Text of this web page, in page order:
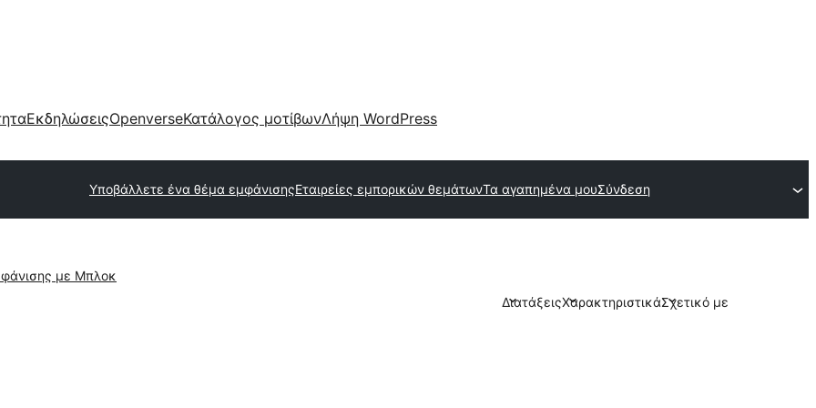
ΕκδηλώσειςOpenverseΚατάλογος μοτίβωνΛήψη WordPress
Υποβάλλετε ένα θέμα εμφάνισηςΕταιρείες εμπορικών θεμάτωνΤα αγαπημένα μουΣύνδεση
με Μπλοκ
ΔιατάξειςΧαρακτηριστικάΣχετικό με